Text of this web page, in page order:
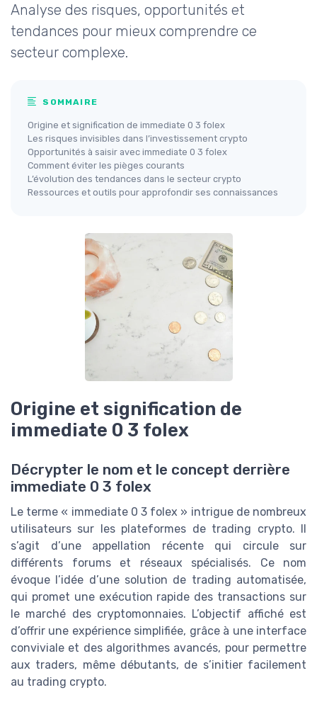
Analyse des risques, opportunités et
tendances pour mieux comprendre ce
secteur complexe.
SOMMAIRE
Origine et signification de immediate 0 3 folex
Les risques invisibles dans l’investissement crypto
Opportunités à saisir avec immediate 0 3 folex
Comment éviter les pièges courants
L’évolution des tendances dans le secteur crypto
Ressources et outils pour approfondir ses connaissances
Origine et signification de
immediate 0 3 folex
Décrypter le nom et le concept derrière
immediate 0 3 folex
Le terme « immediate 0 3 folex » intrigue de nombreux
utilisateurs sur les plateformes de trading crypto. Il
s’agit d’une appellation récente qui circule sur
différents forums et réseaux spécialisés. Ce nom
évoque l’idée d’une solution de trading automatisée,
qui promet une exécution rapide des transactions sur
le marché des cryptomonnaies. L’objectif affiché est
d’offrir une expérience simplifiée, grâce à une interface
conviviale et des algorithmes avancés, pour permettre
aux traders, même débutants, de s’initier facilement
au trading crypto.